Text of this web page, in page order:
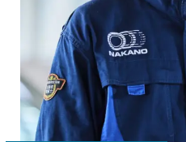
オープンキャンパスで、先
が好印象だったので、「こ
した。授業では、経験豊
ーやディーラーの現場での
アックな話をしてくれて、
のひとつになっています。
味があれば、ぜひ一度、オ